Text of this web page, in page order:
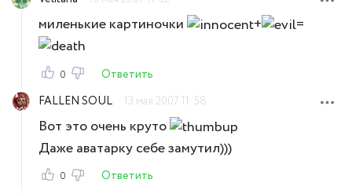
миленькие картиночки + =
0
Ответить
FALLEN SOUL
13 мая 2007 11:58
Вот это очень круто
Даже аватарку себе замутил)))
0
Ответить